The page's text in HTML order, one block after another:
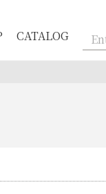
CATALOG